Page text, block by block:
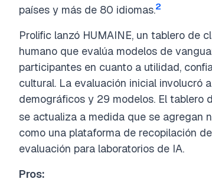
países y más de 80 idiomas.2
Prolific lanzó HUMAINE, un tablero de
humano que evalúa modelos de
participantes en cuanto a utilidad,
cultural. La evaluación inicial involucró
demográficos y 29 modelos. El tablero
se actualiza a medida que se agregan
como una plataforma de recopilación
evaluación para laboratorios de IA.
Pros: